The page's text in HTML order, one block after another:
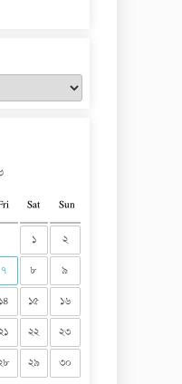
Sat Sun
১
২
৭ ৮
৯
১৪ ১৫
১৬
২২
২৩
২৯
৩০